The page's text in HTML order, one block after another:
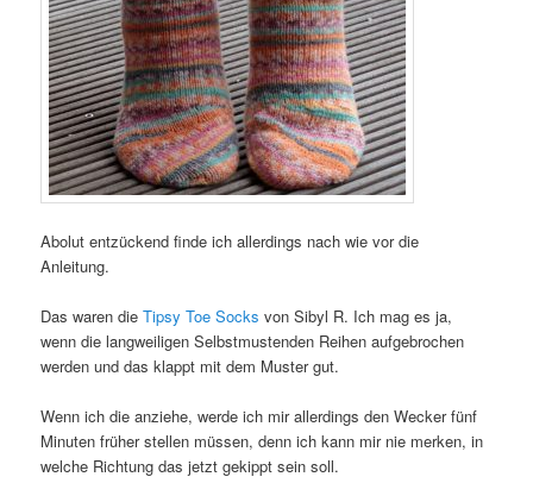
Abolut entzückend finde ich allerdings nach wie vor die
Anleitung.
Das waren dieTipsy Toe Socks von Sibyl R. Ich mag es ja,
wenn die langweiligen Selbstmustenden Reihen aufgebrochen
werden und das klappt mit dem Muster gut.
Wenn ich die anziehe, werde ich mir allerdings den Wecker fünf
Minuten früher stellen müssen, denn ich kann mir nie merken, in
welche Richtung das jetzt gekippt sein soll.